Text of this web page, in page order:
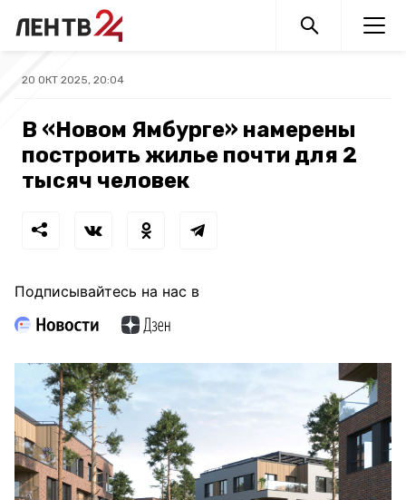
20 ОКТ 2025, 20:04
В «Новом Ямбурге» намерены
построить жилье почти для 2
тысяч человек
Подписывайтесь на нас в